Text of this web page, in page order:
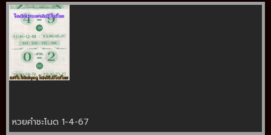
หวยคำชะโนด 1-4-67